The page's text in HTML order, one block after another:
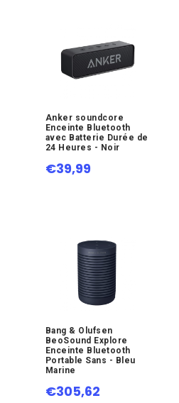
Anker soundcore
Enceinte Bluetooth
avec Batterie Durée de
24 Heures - Noir
€39,99
Bang & Olufsen
BeoSound Explore
Enceinte Bluetooth
Portable Sans - Bleu
Marine
€305,62